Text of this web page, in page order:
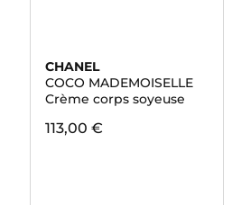
CHANEL
COCO MADEMOISELLE
Crème corps soyeuse
113,00 €